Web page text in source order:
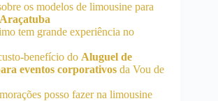
os modelos de limousine para
Araçatuba
tem grande experiência no
benefício do Aluguel de
eventos corporativos da Vou de
posso fazer na limousine